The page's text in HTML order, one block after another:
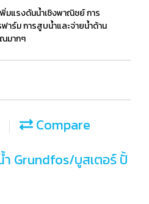
มแรงดันน้ำเชิงพาณิชย์ การ
าร์ม การสูบน้ำและจ่ายน้ำด้าน
มากๆ
Compare
Grundfos/บูสเตอร์ ปั้